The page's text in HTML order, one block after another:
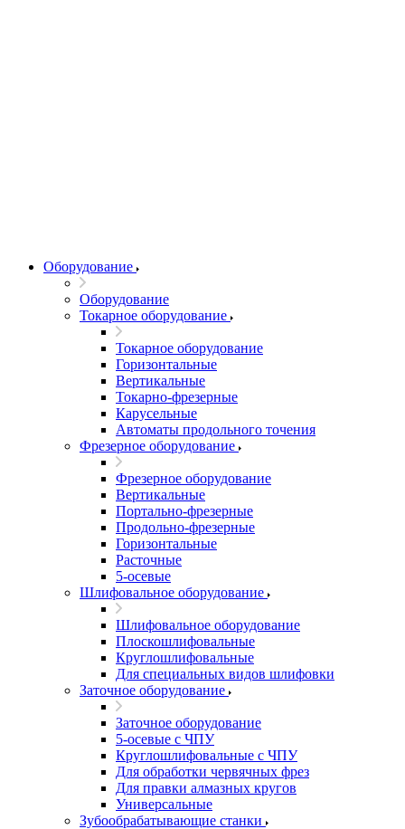
Оборудование
Оборудование
Токарное оборудование
Токарное оборудование
Горизонтальные
Вертикальные
Токарно-фрезерные
Карусельные
Автоматы продольного точения
Фрезерное оборудование
Фрезерное оборудование
Вертикальные
Портально-фрезерные
Продольно-фрезерные
Горизонтальные
Расточные
5-осевые
Шлифовальное оборудование
Шлифовальное оборудование
Плоскошлифовальные
Круглошлифовальные
Для специальных видов шлифовки
Заточное оборудование
Заточное оборудование
5-осевые с ЧПУ
Круглошлифовальные с ЧПУ
Для обработки червячных фрез
Для правки алмазных кругов
Универсальные
Зубообрабатывающие станки